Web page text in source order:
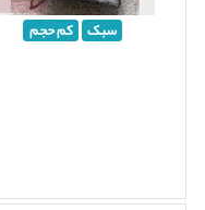
سبک کم حجم